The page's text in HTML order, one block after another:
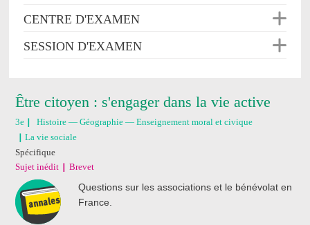
CENTRE D'EXAMEN
SESSION D'EXAMEN
Être citoyen : s'engager dans la vie active
3e
Histoire — Géographie — Enseignement moral et civique
La vie sociale
Spécifique
Sujet inédit
Brevet
Questions sur les associations et le bénévolat en
France.